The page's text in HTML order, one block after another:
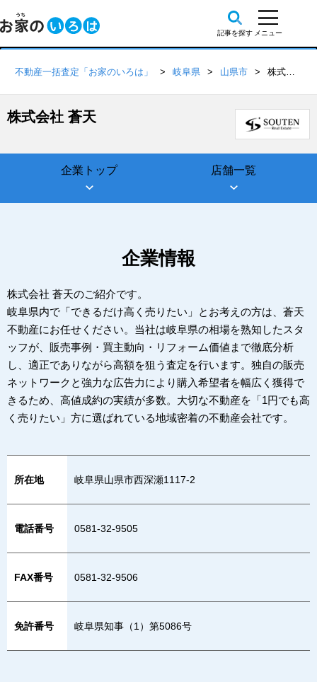
不動産一括査定「お家のいろは」 岐阜県 山県市 株式会社 蒼天
株式会社 蒼天
企業トップ 店舗一覧
企業情報
株式会社 蒼天のご紹介です。
岐阜県内で「できるだけ高く売りたい」とお考えの方は、蒼天
不動産にお任せください。当社は岐阜県の相場を熟知したスタ
ッフが、販売事例・買主動向・リフォーム価値まで徹底分析
し、適正でありながら高額を狙う査定を行います。独自の販売
ネットワークと強力な広告力により購入希望者を幅広く獲得で
きるため、高値成約の実績が多数。大切な不動産を「1円でも高
く売りたい」方に選ばれている地域密着の不動産会社です。
所在地 岐阜県山県市西深瀬1117-2
電話番号 0581-32-9505
FAX番号 0581-32-9506
免許番号 岐阜県知事（1）第5086号